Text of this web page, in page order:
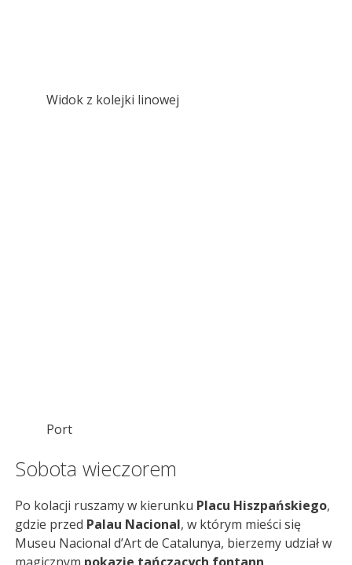
Widok z kolejki linowej
Port
Sobota wieczorem
Po kolacji ruszamy w kierunku Placu Hiszpańskiego,
gdzie przed Palau Nacional, w którym mieści się
Museu Nacional d’Art de Catalunya, bierzemy udział w